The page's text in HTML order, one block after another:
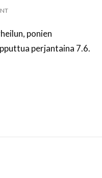
ponien
perjantaina 7.6.